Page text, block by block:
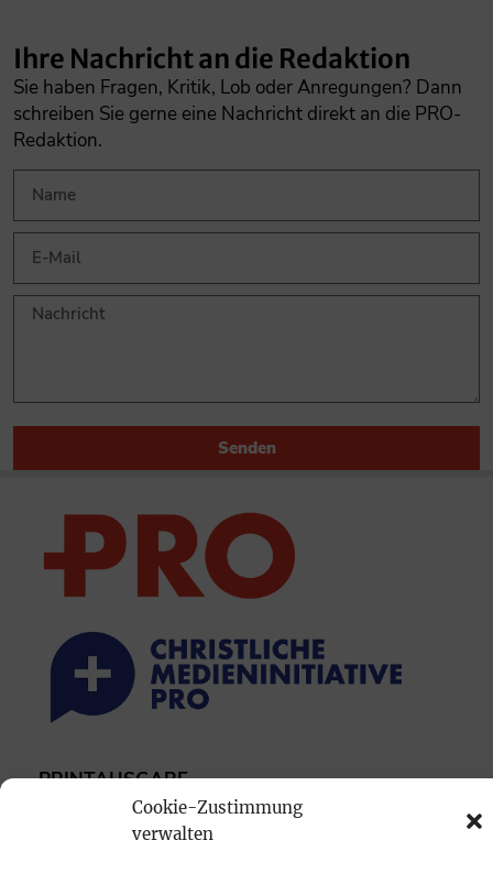
Cookie-Zustimmung
verwalten
Ihre Nachricht an die Redaktion
Sie haben Fragen, Kritik, Lob oder Anregungen? Dann
schreiben Sie gerne eine Nachricht direkt an die PRO-
Redaktion.
Senden
PRINTAUSGABE
Mediadaten